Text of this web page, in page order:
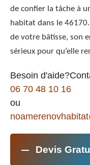
de confier la tâche à
habitat dans le
de votre bâtisse, son
sérieux pour qu’elle
Besoin
06 70 48 10 16
ou
Devis